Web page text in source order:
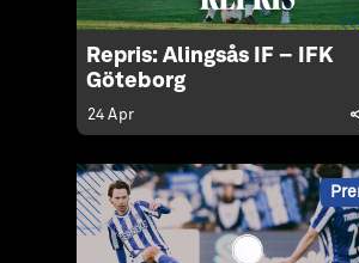
Repris: Alingsås IF – IFK
Göteborg
24 Apr